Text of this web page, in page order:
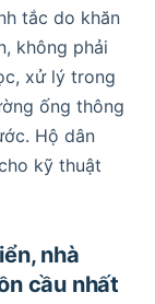
tắc do khăn
không phải
xử lý trong
ống thông
Hộ dân
kỹ thuật
nhà
cầu nhất